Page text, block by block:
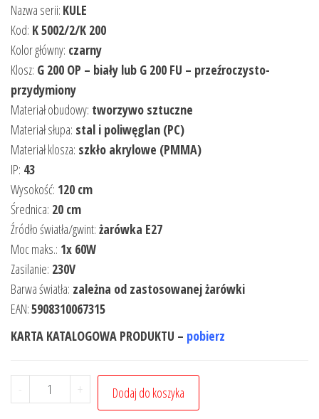
Nazwa serii: KULE
Kod: K 5002/2/K 200
Kolor główny: czarny
Klosz: G 200 OP – biały lub G 200 FU – przeźroczysto-
przydymiony
Materiał obudowy: tworzywo sztuczne
Materiał słupa: stal i poliwęglan (PC)
Materiał klosza: szkło akrylowe (PMMA)
IP: 43
Wysokość: 120 cm
Średnica: 20 cm
Źródło światła/gwint: żarówka E27
Moc maks.: 1x 60W
Zasilanie: 230V
Barwa światła: zależna od zastosowanej żarówki
EAN:5908310067315
KARTA KATALOGOWA PRODUKTU – pobierz
- + Dodaj do koszyka